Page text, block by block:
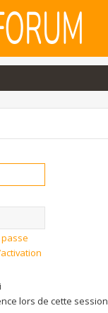
passe
lors de cette session